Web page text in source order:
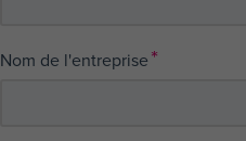
Nom de l'entreprise*